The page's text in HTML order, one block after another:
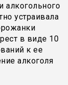
алкогольного
устраивала
в виде 10
к ее
алкоголя